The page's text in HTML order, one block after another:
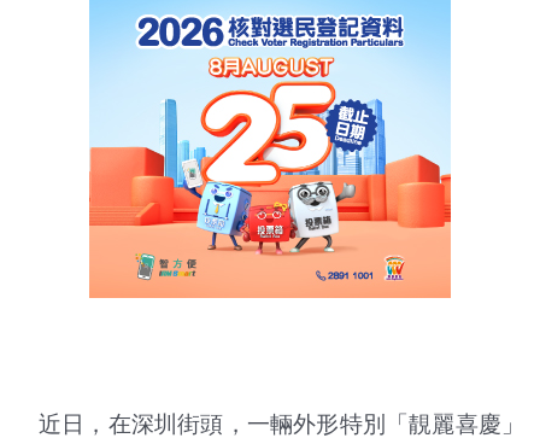
近日，在深圳街頭，一輛外形特別「靚麗喜慶」